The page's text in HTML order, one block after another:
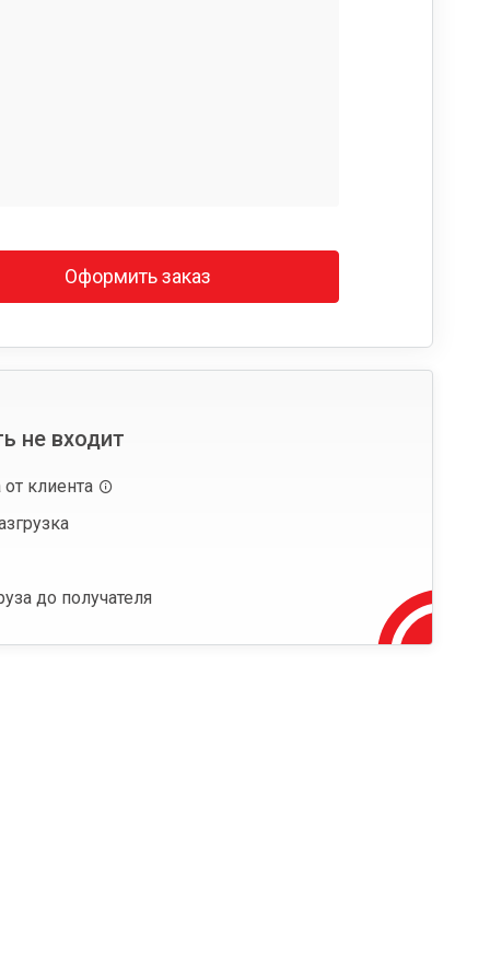
Оформить заказ
не входит
от клиента
до получателя